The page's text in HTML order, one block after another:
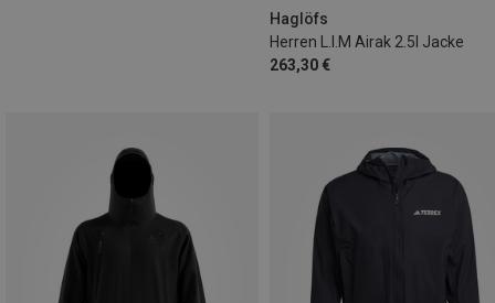
Haglöfs
Herren L.I.M Airak 2.5l Jacke
263,30 €